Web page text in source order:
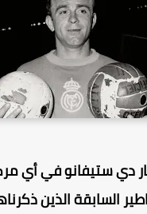
ستيفانو في أي مركز
السابقة الذين